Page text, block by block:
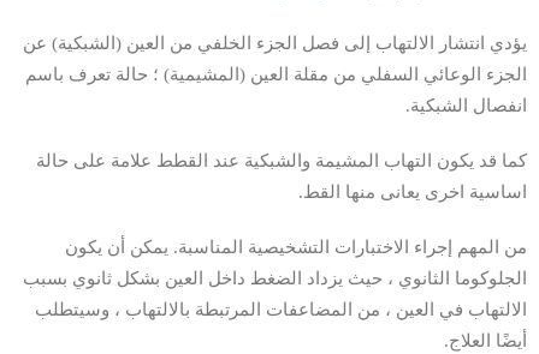
يؤدي انتشار الالتهاب إلى فصل الجزء الخلفي من العين (الشبكية) عن
الجزء الوعائي السفلي من مقلة العين (المشيمية) ؛ حالة تعرف باسم
انفصال الشبكية.
كما قد يكون التهاب المشيمة والشبكية عند القطط علامة على حالة
اساسية اخرى يعانى منها القط.
من المهم إجراء الاختبارات التشخيصية المناسبة. يمكن أن يكون
الجلوكوما الثانوي ، حيث يزداد الضغط داخل العين بشكل ثانوي بسبب
الالتهاب في العين ، من المضاعفات المرتبطة بالالتهاب ، وسيتطلب
أيضًا العلاج.